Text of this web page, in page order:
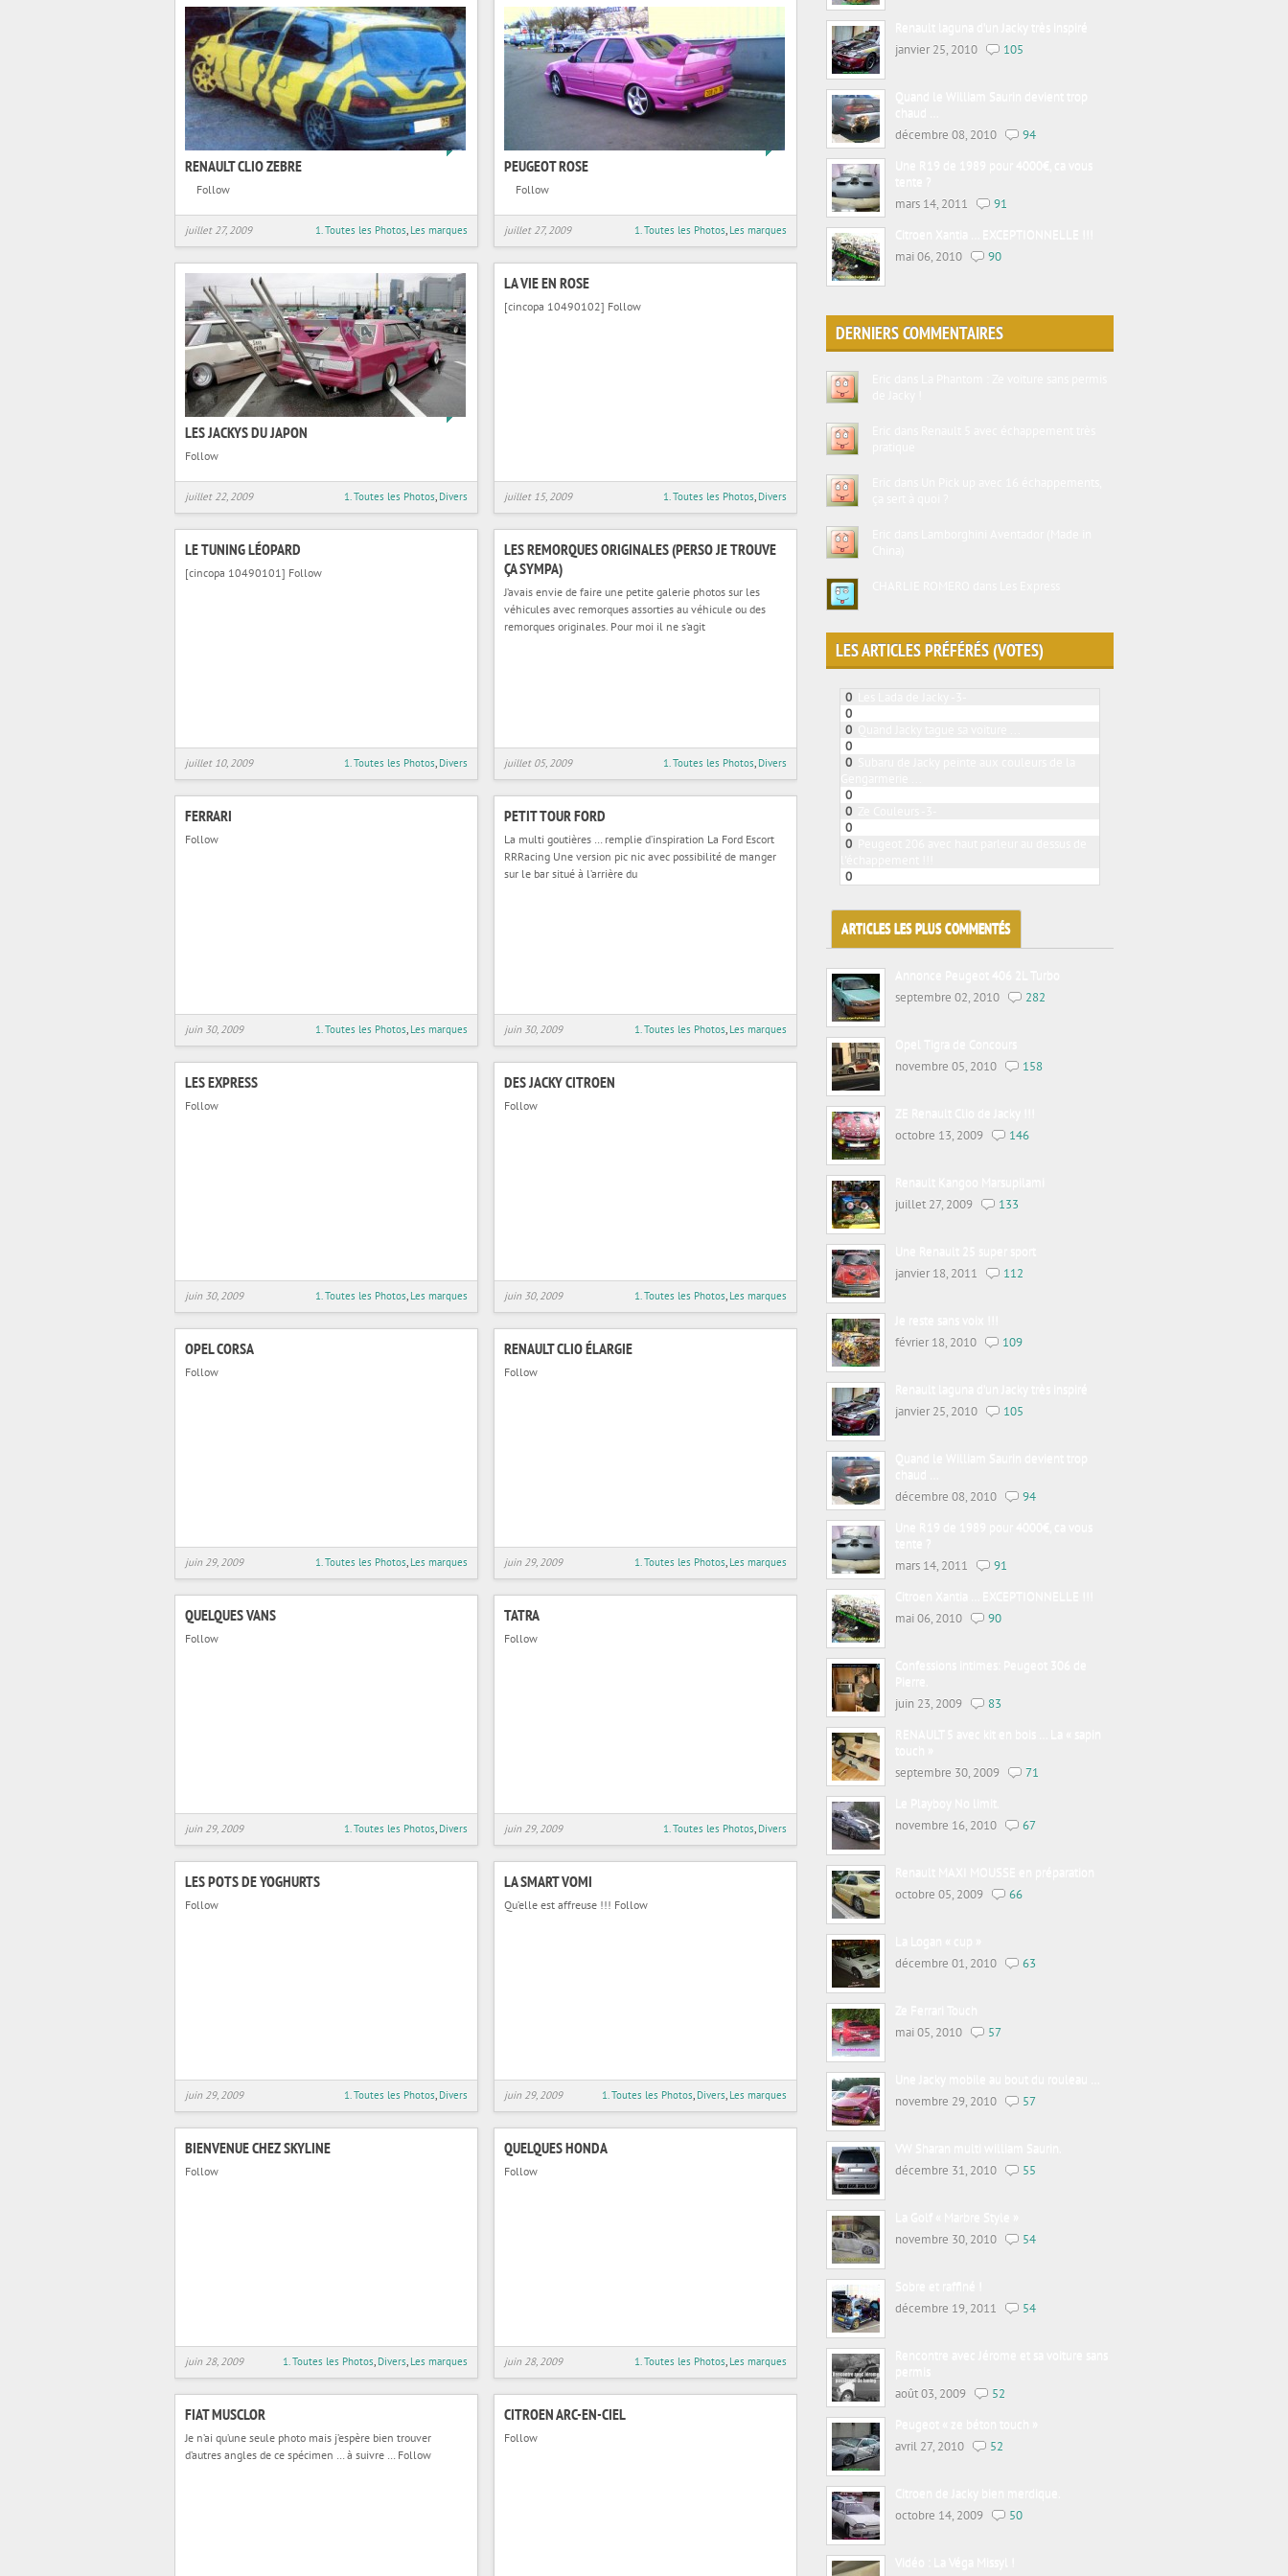
5
RENAULT CLIO ZEBRE
Follow
juillet 27, 2009 1. Toutes les Photos, Les marques
PEUGEOT ROSE
Follow
juillet 27, 2009 1. Toutes les Photos, Les marques
LES JACKYS DU JAPON
Follow
juillet 22, 2009 1. Toutes les Photos, Divers
LA VIE EN ROSE
[cincopa 10490102] Follow
juillet 15, 2009 1. Toutes les Photos, Divers
LE TUNING LÉOPARD
[cincopa 10490101] Follow
juillet 10, 2009 1. Toutes les Photos, Divers
LES REMORQUES ORIGINALES (PERSO JE TROUVE
ÇA SYMPA)
J’avais envie de faire une petite galerie photos sur les
véhicules avec remorques assorties au véhicule ou des
remorques originales. Pour moi il ne s’agit
juillet 05, 2009 1. Toutes les Photos, Divers
FERRARI
Follow
juin 30, 2009 1. Toutes les Photos, Les marques
PETIT TOUR FORD
La multi goutières … remplie d’inspiration La Ford Escort
RRRacing Une version pic nic avec possibilité de manger
sur le bar situé à l’arrière du
juin 30, 2009 1. Toutes les Photos, Les marques
LES EXPRESS
Follow
juin 30, 2009 1. Toutes les Photos, Les marques
DES JACKY CITROEN
Follow
juin 30, 2009 1. Toutes les Photos, Les marques
OPEL CORSA
Follow
juin 29, 2009 1. Toutes les Photos, Les marques
RENAULT CLIO ÉLARGIE
Follow
juin 29, 2009 1. Toutes les Photos, Les marques
QUELQUES VANS
Follow
juin 29, 2009 1. Toutes les Photos, Divers
TATRA
Follow
juin 29, 2009 1. Toutes les Photos, Divers
LES POTS DE YOGHURTS
Follow
juin 29, 2009 1. Toutes les Photos, Divers
LA SMART VOMI
Qu’elle est affreuse !!! Follow
juin 29, 2009 1. Toutes les Photos, Divers, Les marques
BIENVENUE CHEZ SKYLINE
Follow
juin 28, 2009 1. Toutes les Photos, Divers, Les marques
QUELQUES HONDA
Follow
juin 28, 2009 1. Toutes les Photos, Les marques
FIAT MUSCLOR
Je n’ai qu’une seule photo mais j’espère bien trouver
d’autres angles de ce spécimen … à suivre … Follow
CITROEN ARC-EN-CIEL
Follow
janvier 25, 2010
105
décembre 08, 2010
94
mars 14, 2011
91
mai 06, 2010
90
DERNIERS COMMENTAIRES
LES ARTICLES PRÉFÉRÉS (VOTES)
0
0
0
0
0
0
0
0
0
0
ARTICLES LES PLUS COMMENTÉS
septembre 02, 2010
282
novembre 05, 2010
158
octobre 13, 2009
146
juillet 27, 2009
133
janvier 18, 2011
112
février 18, 2010
109
janvier 25, 2010
105
décembre 08, 2010
94
mars 14, 2011
91
mai 06, 2010
90
juin 23, 2009
83
septembre 30, 2009
71
novembre 16, 2010
67
octobre 05, 2009
66
décembre 01, 2010
63
mai 05, 2010
57
novembre 29, 2010
57
décembre 31, 2010
55
novembre 30, 2010
54
décembre 19, 2011
54
août 03, 2009
52
avril 27, 2010
52
octobre 14, 2009
50